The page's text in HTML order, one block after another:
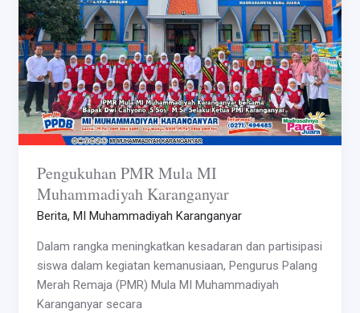
Pengukuhan PMR Mula MI
Muhammadiyah Karanganyar
Berita, MI Muhammadiyah Karanganyar
Dalam rangka meningkatkan kesadaran dan partisipasi
siswa dalam kegiatan kemanusiaan, Pengurus Palang
Merah Remaja (PMR) Mula MI Muhammadiyah
Karanganyar secara
Karanganyar